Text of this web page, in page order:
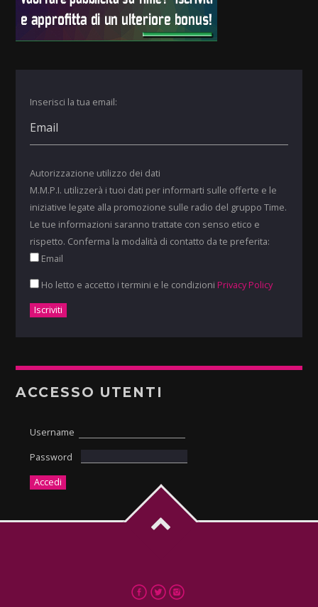
Inserisci la tua email:
Autorizzazione utilizzo dei dati
M.M.P.I. utilizzerà i tuoi dati per informarti sulle offerte e le
iniziative legate alla promozione sulle radio del gruppo Time.
Le tue informazioni saranno trattate con senso etico e
rispetto. Conferma la modalità di contatto da te preferita:
Email
Ho letto e accetto i termini e le condizioni Privacy Policy
ACCESSO UTENTI
Username
Password